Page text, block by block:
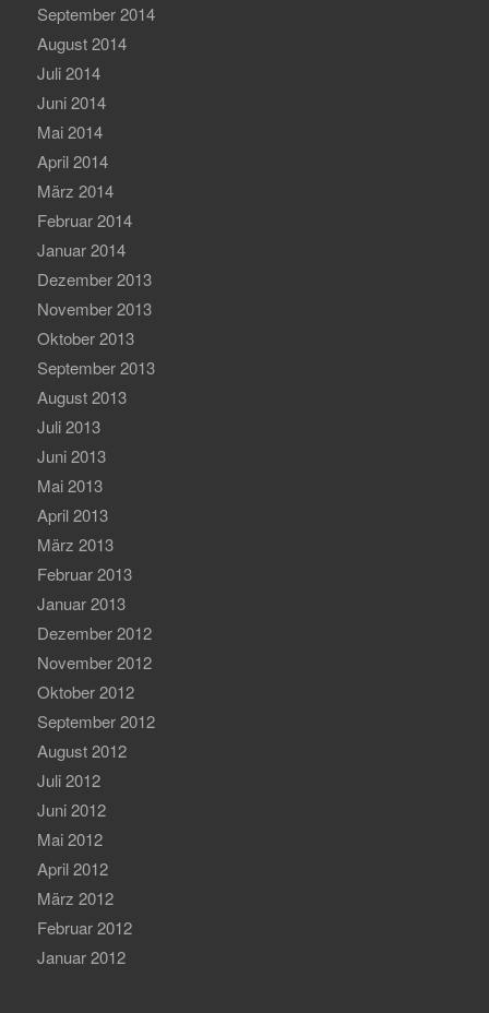
September 2014
August 2014
Juli 2014
Juni 2014
Mai 2014
April 2014
März 2014
Februar 2014
Januar 2014
Dezember 2013
November 2013
Oktober 2013
September 2013
August 2013
Juli 2013
Juni 2013
Mai 2013
April 2013
März 2013
Februar 2013
Januar 2013
Dezember 2012
November 2012
Oktober 2012
September 2012
August 2012
Juli 2012
Juni 2012
Mai 2012
April 2012
März 2012
Februar 2012
Januar 2012